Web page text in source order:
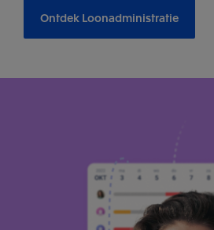
Ontdek Loonadministratie